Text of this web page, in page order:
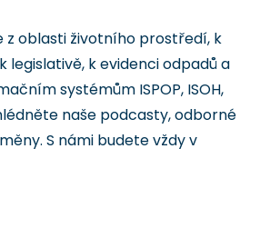
oblasti životního prostředí, k
legislativě, k evidenci odpadů a
systémům ISPOP, ISOH,
naše podcasty, odborné
S námi budete vždy v